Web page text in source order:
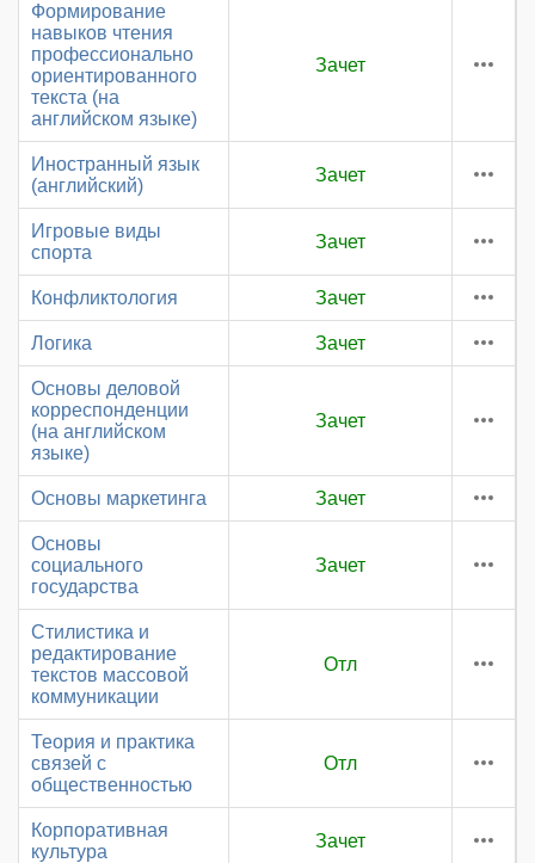
Формирование
навыков чтения
профессионально
ориентированного
текста (на
английском языке)
Зачет
Иностранный язык
(английский)
Зачет
Игровые виды
спорта
Зачет
Конфликтология Зачет
Логика Зачет
Основы деловой
корреспонденции
(на английском
языке)
Зачет
Основы маркетинга Зачет
Основы
социального
государства
Зачет
Стилистика и
редактирование
текстов массовой
коммуникации
Отл
Теория и практика
связей с
общественностью
Отл
Корпоративная
культура
Зачет